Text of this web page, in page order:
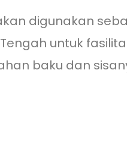
digunakan
untuk
baku dan